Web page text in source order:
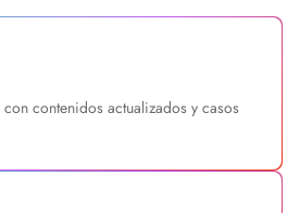
contenidos actualizados y casos